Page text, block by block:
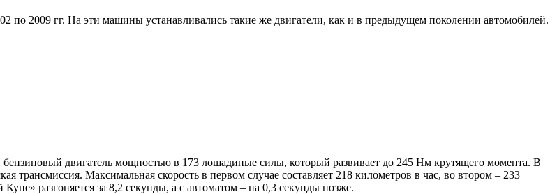
по 2009 гг. На эти машины устанавливались такие же двигатели, как и в предыдущем поколении автомобилей.
двигатель мощностью в 173 лошадиные силы, который развивает до 245 Нм крутящего момента. В
трансмиссия. Максимальная скорость в первом случае составляет 218 километров в час, во втором – 233
разгоняется за 8,2 секунды, а с автоматом – на 0,3 секунды позже.